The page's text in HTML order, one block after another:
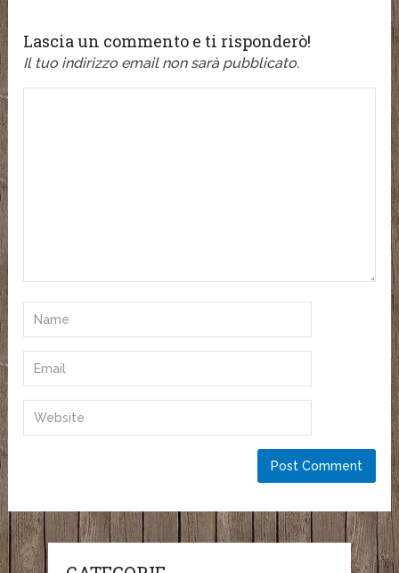
Lascia un commento e ti risponderò!
Il tuo indirizzo email non sarà pubblicato.